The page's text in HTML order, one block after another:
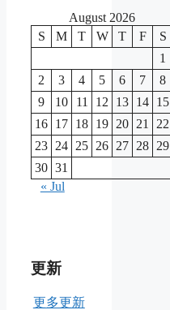
August 2026
S
M T W T F
S
1
2
3 4 5 6 7
8
9
10 11 12 13 14 15
16 17 18 19 20 21 22
23 24 25 26 27 28 29
30 31
« Jul
更新
更多更新